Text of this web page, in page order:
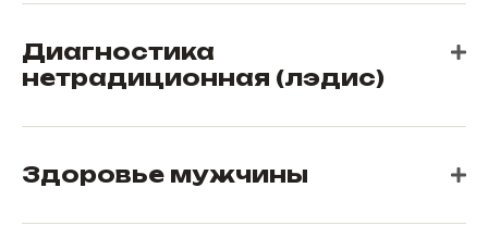
Диагностика
нетрадиционная (лэдис)
Здоровье мужчины